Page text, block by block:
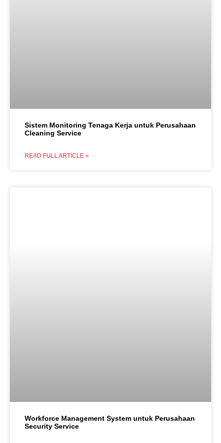
Sistem Monitoring Tenaga Kerja untuk Perusahaan
Cleaning Service
READ FULL ARTICLE »
Workforce Management System untuk Perusahaan
Security Service